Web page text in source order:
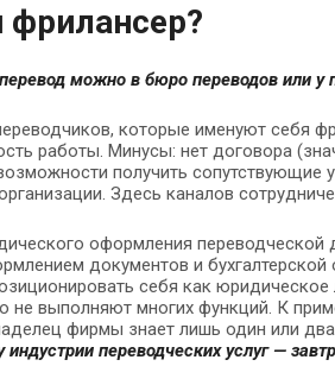
можно в бюро переводов или
которые именуют себя
работы. Минусы: нет договора
получить
Здесь каналов
оформления переводческой
документов и
себя как
не выполняют многих функций. К
фирмы знает лишь один или
переводческих услуг —